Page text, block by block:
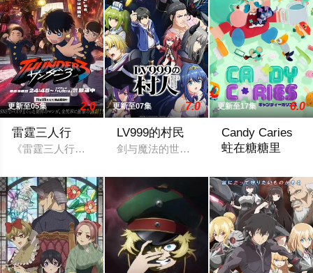
更新至05集 2.0
雷霆三人行
《雷霆三人行》讲述了三个青梅竹马的挚友拼命寻找失踪少女
更新至07集 7.0
LV999的村民
剑与魔法的世界——艾斯克里亚。在这个
更新至17集 6.0
Candy Caries
蛀在糖糖里